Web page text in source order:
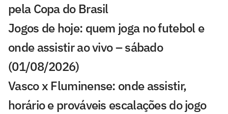
pela Copa do Brasil
Jogos de hoje: quem joga no futebol e
onde assistir ao vivo – sábado
(01/08/2026)
Vasco x Fluminense: onde assistir,
horário e prováveis escalações do jogo